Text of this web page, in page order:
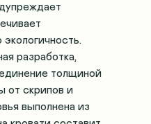
разработка,
толщиной
от скрипов и
выполнена из